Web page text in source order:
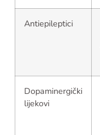
Antiepileptici
Dopaminergički
lijekovi